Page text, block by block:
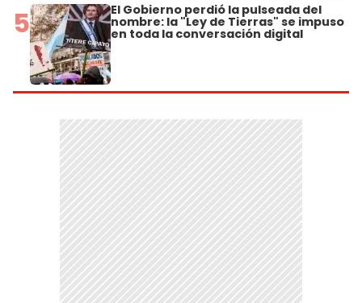
5 El Gobierno perdió la pulseada del
nombre: la "Ley de Tierras" se impuso
en toda la conversación digital